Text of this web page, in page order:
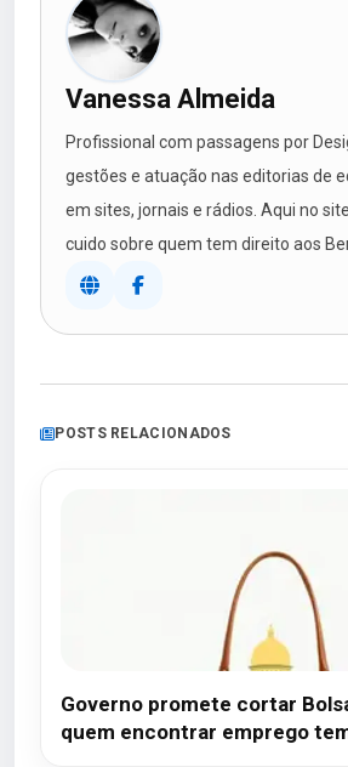
Vanessa Almeida
Profissional com passagens por
gestões e atuação nas editorias de
em sites, jornais e rádios. Aqui no
cuido sobre quem tem direito aos
POSTS RELACIONADOS
Governo promete cortar
quem encontrar emprego